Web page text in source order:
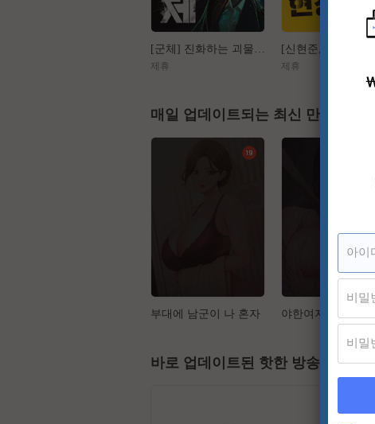
제휴 제휴
매일 업데이트되는 최신 만화
부대에 남군이 나 혼자 야한여자
바로 업데이트된 핫한 방송
아이
비밀
비밀